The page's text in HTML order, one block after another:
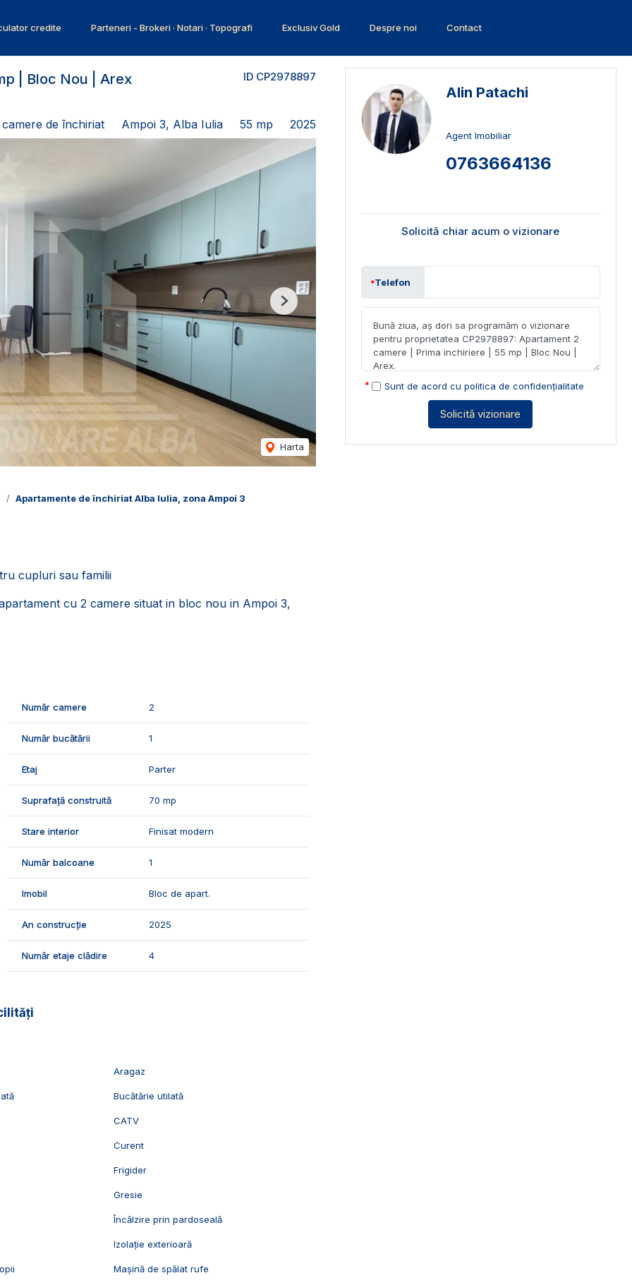
credite Parteneri - Brokeri · Notari · Topografi Exclusiv Gold Despre noi Contact
ID CP2978897
| Bloc Nou | Arex
de închiriat Ampoi 3, Alba Iulia 55 mp 2025
Harta
Next
Apartamente de închiriat Alba Iulia, zona Ampoi 3
cupluri sau familii
cu 2 camere situat in bloc nou in Ampoi 3,
din:
finisaje:
care doresc o locuinta cu finisaje moderne in Arex.
Număr camere 2
Număr bucătării 1
Etaj Parter
Suprafață construită 70 mp
Stare interior Finisat modern
Număr balcoane 1
Imobil Bloc de apart.
An construcție 2025
Număr etaje clădire 4
Aragaz
Bucătărie utilată
CATV
Curent
Frigider
Gresie
Încălzire prin pardoseală
Izolație exterioară
Mașină de spălat rufe
Alin Patachi
Agent Imobiliar
0763664136
Solicită chiar acum o vizionare
Telefon
Sunt de acord cu politica de confidențialitate
Solicită vizionare